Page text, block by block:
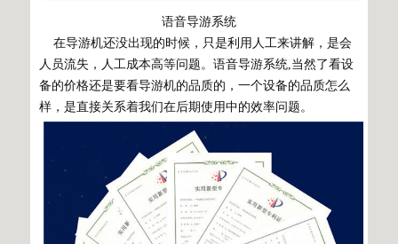
语音导游系统
在导游机还没出现的时候，只是利用人工来讲解，是会
人员流失，人工成本高等问题。语音导游系统,当然了看设
备的价格还是要看导游机的品质的，一个设备的品质怎么
样，是直接关系着我们在后期使用中的效率问题。